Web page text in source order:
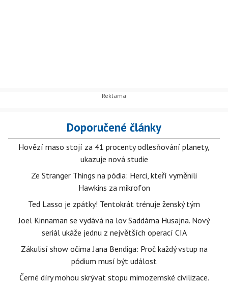
Doporučené články
Hovězí maso stojí za 41 procenty odlesňování planety,
ukazuje nová studie
Ze Stranger Things na pódia: Herci, kteří vyměnili
Hawkins za mikrofon
Ted Lasso je zpátky! Tentokrát trénuje ženský tým
Joel Kinnaman se vydává na lov Saddáma Husajna. Nový
seriál ukáže jednu z největších operací CIA
Zákulisí show očima Jana Bendiga: Proč každý vstup na
pódium musí být událost
Černé díry mohou skrývat stopu mimozemské civilizace.